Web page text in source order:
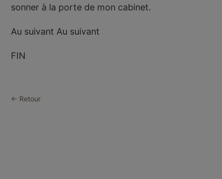
sonner à la porte de mon cabinet.
Au suivant Au suivant
FIN
← Retour